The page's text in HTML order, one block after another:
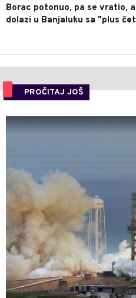
Borac potonuo, pa se vratio,
dolazi u Banjaluku sa "plus
PROČITAJ JOŠ